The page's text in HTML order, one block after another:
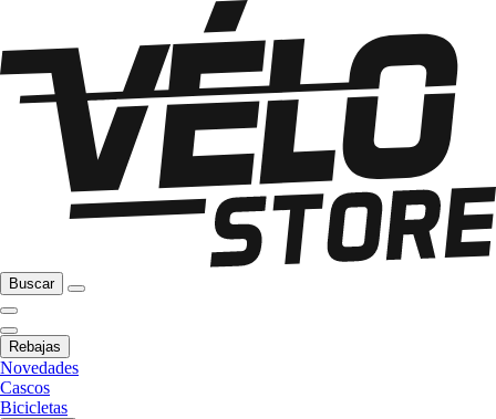
Buscar
Rebajas
Novedades
Cascos
Bicicletas